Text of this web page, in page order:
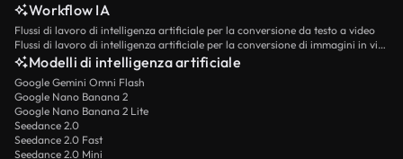
Workflow IA
Flussi di lavoro di intelligenza artificiale per la conversione da testo a video
Flussi di lavoro di intelligenza artificiale per la conversione di immagini in video
Modelli di intelligenza artificiale
Google Gemini Omni Flash
Google Nano Banana 2
Google Nano Banana 2 Lite
Seedance 2.0
Seedance 2.0 Fast
Seedance 2.0 Mini